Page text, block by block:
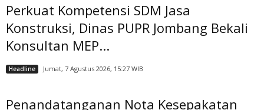
Perkuat Kompetensi SDM Jasa
Konstruksi, Dinas PUPR Jombang Bekali
Konsultan MEP...
Headline Jumat, 7 Agustus 2026, 15:27 WIB
Penandatanganan Nota Kesepakatan